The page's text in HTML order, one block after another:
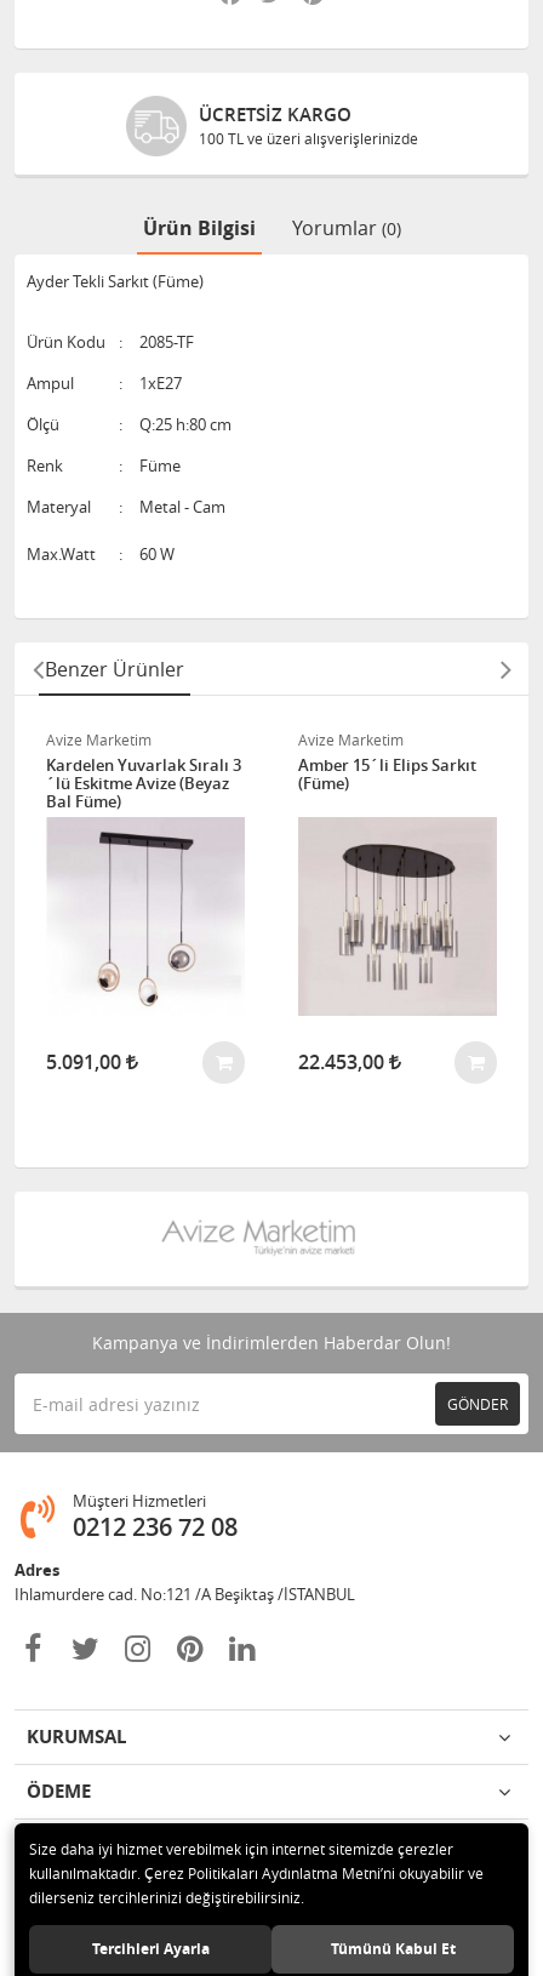
ÜCRETSIZ KARGO
100 TL ve üzeri alışverişlerinizde
Ürün Bilgisi Yorumlar (0)
Ayder Tekli Sarkıt (Füme)
Ürün Kodu :
2085-TF
Ampul
:
1xE27
Ölçü
:
Q:25 h:80 cm
Renk
:
Füme
Materyal
: Metal - Cam
Max.Watt : 60 W
Benzer Ürünler
Avize Marketim
Kardelen Yuvarlak Sıralı 3
´lü Eskitme Avize (Beyaz
Bal Füme)
5.091,00
Avize Marketim
Amber 15´li Elips Sarkıt
(Füme)
22.453,00
Kampanya ve İndirimlerden Haberdar Olun!
GÖNDER
Müşteri Hizmetleri
0212 236 72 08
Adres
Ihlamurdere cad. No:121 /A Beşiktaş /İSTANBUL
KURUMSAL
ÖDEME
İLETİŞİM
© 2020 Avize Marketim Tüm hakları saklıdır.
Size daha iyi hizmet verebilmek için internet sitemizde çerezler
kullanılmaktadır. Çerez Politikaları Aydınlatma Metni’ni okuyabilir ve
dilerseniz tercihlerinizi değiştirebilirsiniz.
Tercihleri Ayarla Tümünü Kabul Et